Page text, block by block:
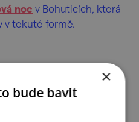
noc v Bohuticích, která
v tekuté formě.
×
bude bavit